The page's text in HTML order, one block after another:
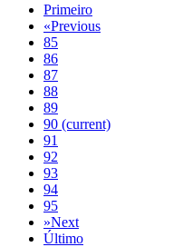
Primeiro
«Previous
85
86
87
88
89
90 (current)
91
92
93
94
95
»Next
Último